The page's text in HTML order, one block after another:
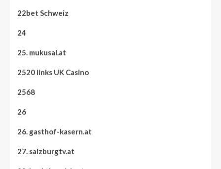
22bet Schweiz
24
25. mukusal.at
2520 links UK Casino
2568
26
26. gasthof-kasern.at
27. salzburgtv.at